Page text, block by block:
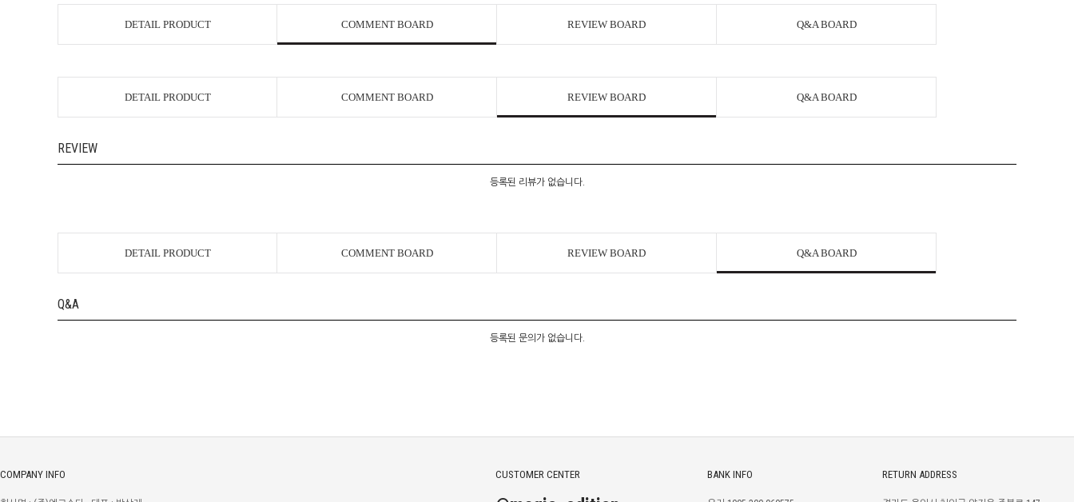
DETAIL PRODUCT COMMENT BOARD REVIEW BOARD Q&A BOARD
DETAIL PRODUCT COMMENT BOARD REVIEW BOARD Q&A BOARD
REVIEW
등록된 리뷰가 없습니다.
DETAIL PRODUCT COMMENT BOARD REVIEW BOARD Q&A BOARD
Q&A
등록된 문의가 없습니다.
COMPANY INFO CUSTOMER CENTER BANK INFO RETURN ADDRESS